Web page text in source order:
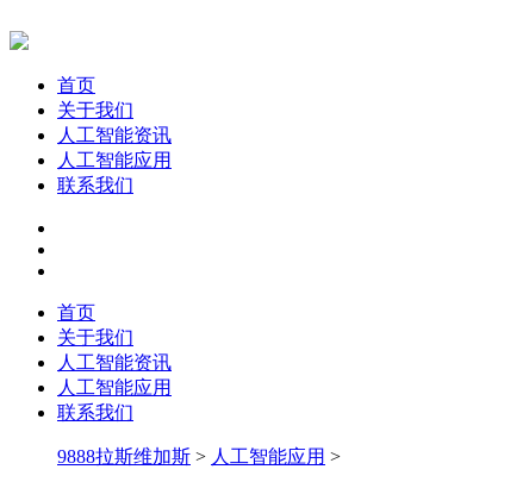
首页
关于我们
人工智能资讯
人工智能应用
联系我们
首页
关于我们
人工智能资讯
人工智能应用
联系我们
9888拉斯维加斯 > 人工智能应用 >